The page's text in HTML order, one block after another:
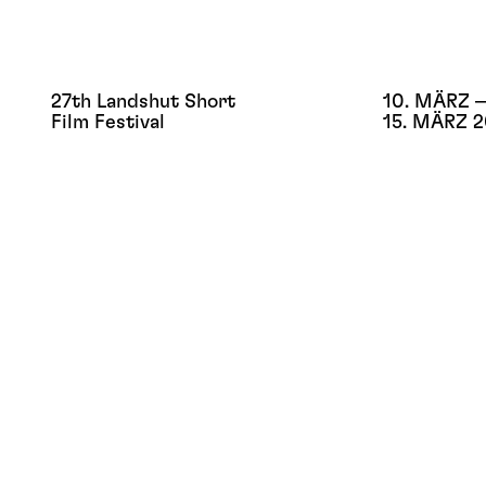
27th Landshut Short
Film Festival
10. MÄRZ
15. MÄRZ